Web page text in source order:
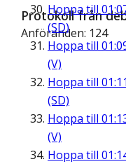
Hoppa till
(SD)
Hoppa till
(V)
Hoppa till
(SD)
Hoppa till
(V)
Hoppa till
Protokoll från
Anföranden: 124